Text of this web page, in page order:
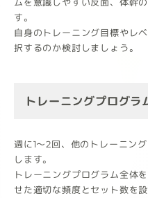
す。
自身のトレーニング目標やレ
択するのか検討しましょう。
トレーニングプログラ
週に1～2回、他のトレーニン
します。
トレーニングプログラム全体
せた適切な頻度とセット数を設